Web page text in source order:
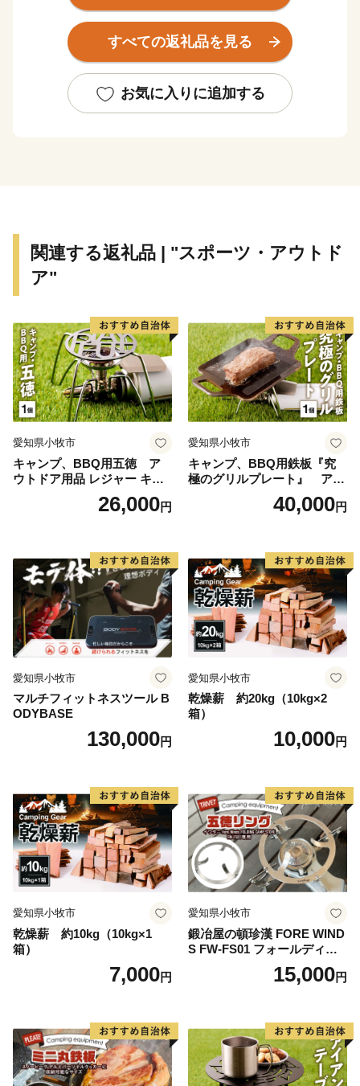
すべての返礼品を見る
お気に入りに追加する
関連する返礼品 | "スポーツ・アウトド
ア"
愛知県小牧市
キャンプ、BBQ用五徳 ア
ウトドア用品 レジャー キャ
ンプ バーベキュー BBQ 五徳
26,000円
愛知県小牧市
キャンプ、BBQ用鉄板『究
極のグリルプレート』 アウ
トドア用品 レジャー キャン
プ バーベキュー BBQ 鉄板
40,000円
愛知県小牧市
マルチフィットネスツール B
ODYBASE
130,000円
愛知県小牧市
乾燥薪 約20kg（10kg×2
箱）
10,000円
愛知県小牧市
乾燥薪 約10kg（10kg×1
箱）
7,000円
愛知県小牧市
鍛冶屋の頓珍漢 FORE WIND
S FW-FS01 フォールディン
グ キャンプストーブ専用 五
15,000円